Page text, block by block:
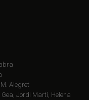
Alegret
Jordi Martí, Helena